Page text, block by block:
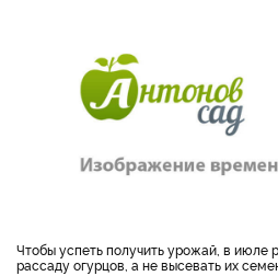
Чтобы успеть получить урожай, в июле рекомендуется высаживать
рассаду огурцов, а не высевать их